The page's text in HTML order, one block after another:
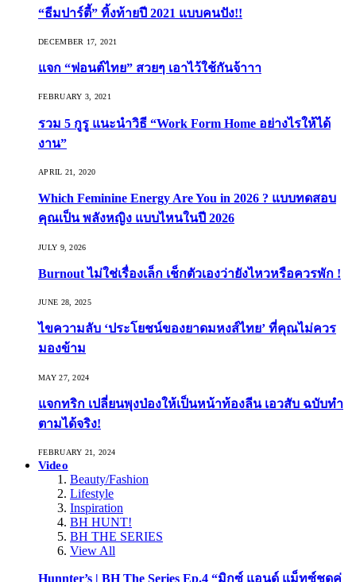
“ธีมปาร์ตี้” ทิ้งท้ายปี 2021 แบบคนปัง!!
DECEMBER 17, 2021
แจก “ฟอนต์ไทย” สวยๆ เอาไว้ใช้กันจ้าาา
FEBRUARY 3, 2021
รวม 5 กูรู แนะนำวิธี “Work Form Home อย่างไรให้ได้
งาน”
APRIL 21, 2020
Which Feminine Energy Are You in 2026 ? แบบทดสอบ
คุณเป็น พลังหญิง แบบไหนในปี 2026
JULY 9, 2026
Burnout ไม่ใช่เรื่องเล็ก เช็กตัวเองว่ายังไหวหรือควรพัก !
JUNE 28, 2025
ไขความลับ ‘ประโยชน์ของยาดมหงส์ไทย’ ที่คุณไม่ควร
มองข้าม
MAY 27, 2024
แจกทริก เปลี่ยนพุงป่องให้เป็นหน้าท้องลีน เอวสับ ฉบับทำ
ตามได้จริง!
FEBRUARY 21, 2024
Video
Beauty/Fashion
Lifestyle
Inspiration
BH HUNT!
BH THE SERIES
View All
Hunnter’s | BH The Series Ep.4 “มิกซ์ แอนด์ แม็ทซ์ชุดคู่